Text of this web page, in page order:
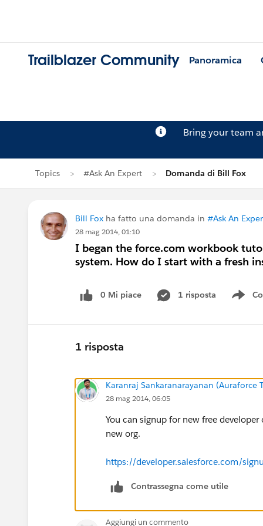
Trailblazer Community Panoramica
Bring your team
Topics #Ask An Expert Domanda di Bill Fox
Bill Fox ha fatto una domanda in #Ask An
28 mag 2014, 01:10
I began the force.com workbook
system. How do I start with a fresh
0 Mi piace 1 risposta
1 risposta
Karanraj Sankaranarayanan (Auraforce
28 mag 2014, 06:05
You can signup for new free
new org.
https://developer.salesforce.com/
Contrassegna come utile
Aggiungi un commento